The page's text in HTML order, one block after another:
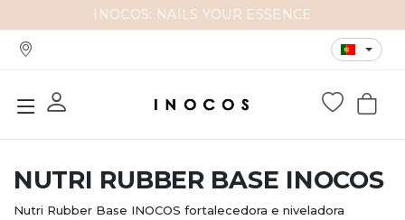
INOCOS: NAILS YOUR ESSENCE
NUTRI RUBBER BASE INOCOS
Nutri Rubber Base INOCOS fortalecedora e niveladora